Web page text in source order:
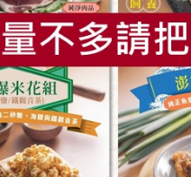
食與生活習慣有效預防！
食譜 減硝酸鹽 雞蛋